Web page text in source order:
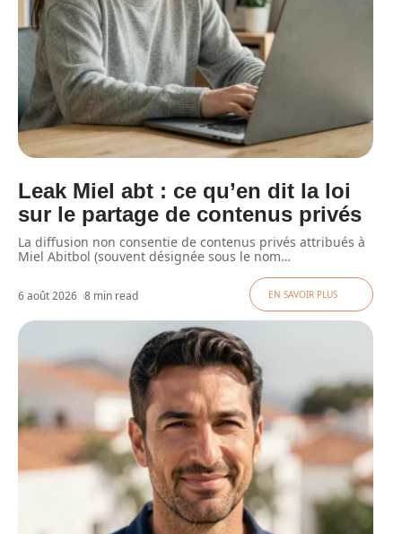
Leak Miel abt : ce qu’en dit la loi
sur le partage de contenus privés
La diffusion non consentie de contenus privés attribués à
Miel Abitbol (souvent désignée sous le nom…
6 août 2026 8 min read EN SAVOIR PLUS